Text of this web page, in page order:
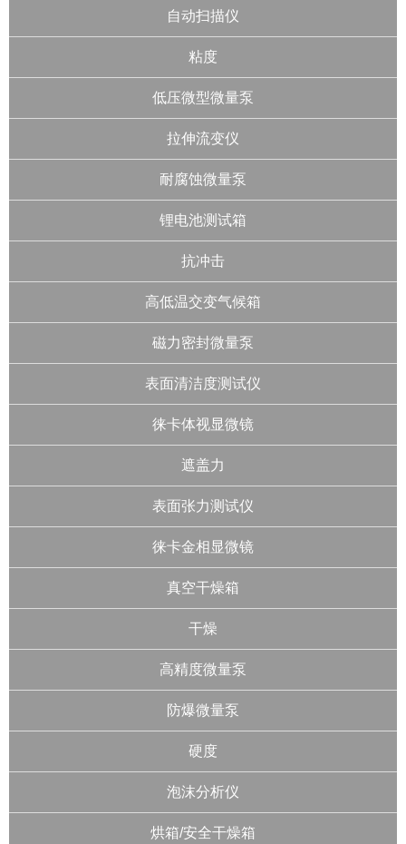
自动扫描仪
粘度
低压微型微量泵
拉伸流变仪
耐腐蚀微量泵
锂电池测试箱
抗冲击
高低温交变气候箱
磁力密封微量泵
表面清洁度测试仪
徕卡体视显微镜
遮盖力
表面张力测试仪
徕卡金相显微镜
真空干燥箱
干燥
高精度微量泵
防爆微量泵
硬度
泡沫分析仪
烘箱/安全干燥箱